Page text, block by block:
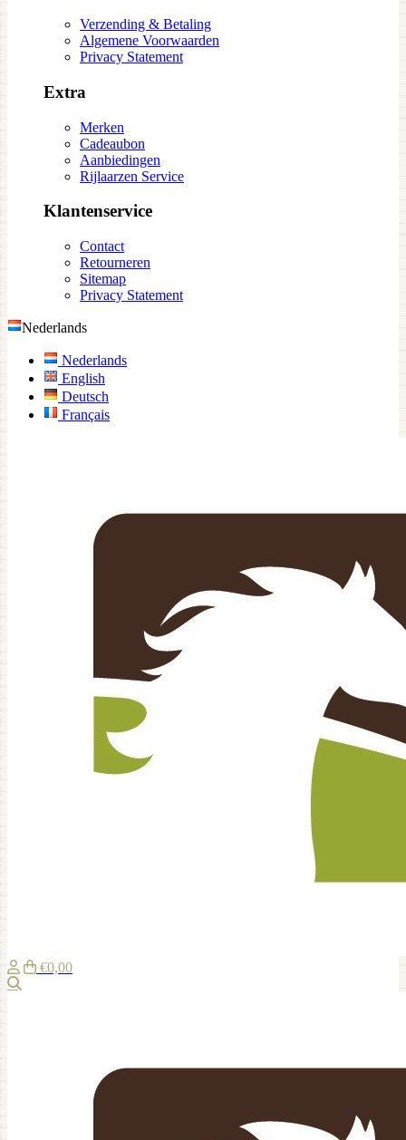
Verzending & Betaling
Algemene Voorwaarden
Privacy Statement
Extra
Merken
Cadeaubon
Aanbiedingen
Rijlaarzen Service
Klantenservice
Contact
Retourneren
Sitemap
Privacy Statement
Nederlands
Nederlands
English
Deutsch
Français
€0,00